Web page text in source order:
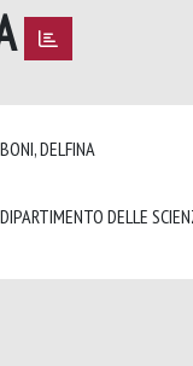
BONI, DELFINA
DIPARTIMENTO DELLE